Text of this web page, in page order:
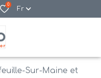
0
Fr